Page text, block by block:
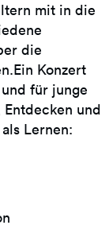
mit in die
die
Konzert
für junge
und
Lernen: